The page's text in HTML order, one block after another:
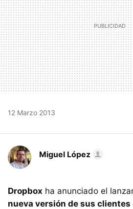
12 Marzo 2013
Miguel López
Dropbox ha anunciado el
nueva versión de sus